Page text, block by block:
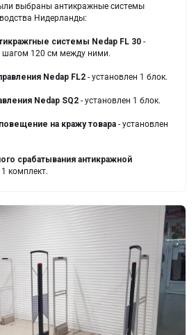
выбраны антикражные системы
Нидерланды:
системы Nedap FL 30 -
шагом 120 см между ними.
Nedap FL2 - установлен 1 блок.
Nedap SQ2 - установлен 1 блок.
на кражу товара - установлен
срабатывания антикражной
комплект.